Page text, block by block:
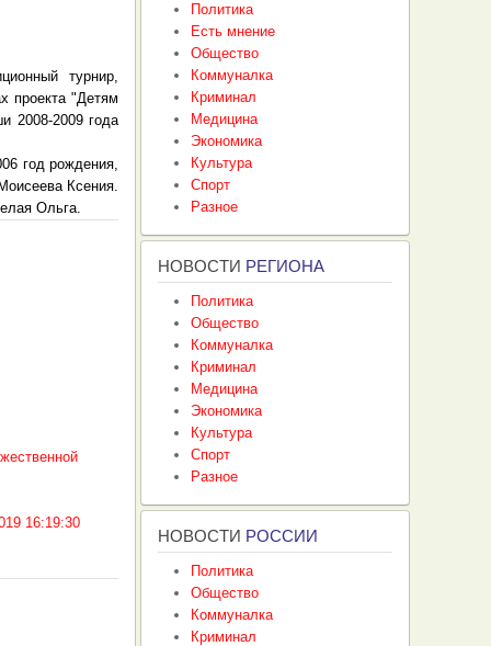
турнир,
проекта "Детям
2008-2009 года
год рождения,
Ксения.
Ольга.
16:19:30
Политика
Есть мнение
Общество
Коммуналка
Криминал
Медицина
Экономика
Культура
Спорт
Разное
НОВОСТИ РЕГИОНА
Политика
Общество
Коммуналка
Криминал
Медицина
Экономика
Культура
Спорт
Разное
НОВОСТИ РОССИИ
Политика
Общество
Коммуналка
Криминал